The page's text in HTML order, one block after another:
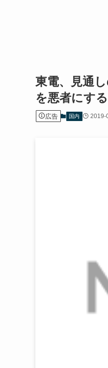
東電、見通
を悪者にする
広告 国内 2019-